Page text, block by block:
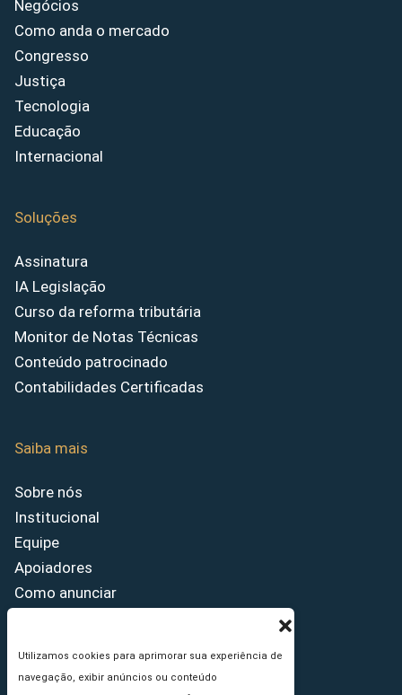
Utilizamos cookies para aprimorar sua experiência de
navegação, exibir anúncios ou conteúdo
Negócios
Como anda o mercado
Congresso
Justiça
Tecnologia
Educação
Internacional
Soluções
Assinatura
IA Legislação
Curso da reforma tributária
Monitor de Notas Técnicas
Conteúdo patrocinado
Contabilidades Certificadas
Saiba mais
Sobre nós
Institucional
Equipe
Apoiadores
Como anunciar